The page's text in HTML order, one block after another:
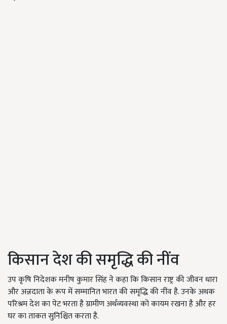
किसान देश की समृद्धि की नींव
उप कृषि निदेशक मनीष कुमार सिंह ने कहा कि किसान राष्ट्र की जीवन धारा
और अन्नदाता के रूप में सम्मानित भारत की समृद्धि की नींव है. उनके अथक
परिश्रम देश का पेट भरता है ग्रामीण अर्थव्यवस्था को कायम रखना है और हर
घर का ताकत सुनिश्चित करता है.